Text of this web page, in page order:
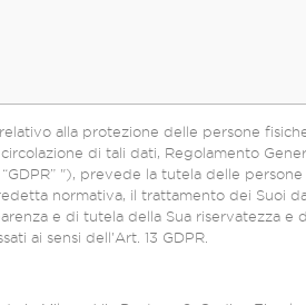
alla protezione delle persone
di tali dati, Regolamento
la tutela delle persone fisiche rispetto
normativa, il trattamento dei Suoi
e di tutela della Sua riservatezza e
presente costituisce l'informativa resa agli interessati ai sensi dell'Art. 13 GDPR.